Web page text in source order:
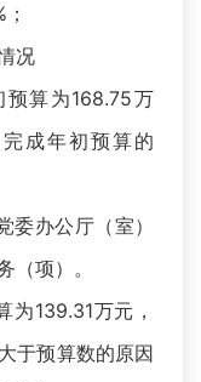
况
算为168.75万
成年初预算的
办公厅（室）
（项）。
139.31万元，
于预算数的原因